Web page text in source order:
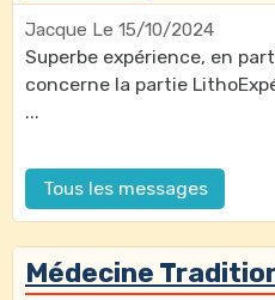
Jacque Le 15/10/2024
Superbe expérience, en
concerne la partie
...
Tous les messages
Médecine